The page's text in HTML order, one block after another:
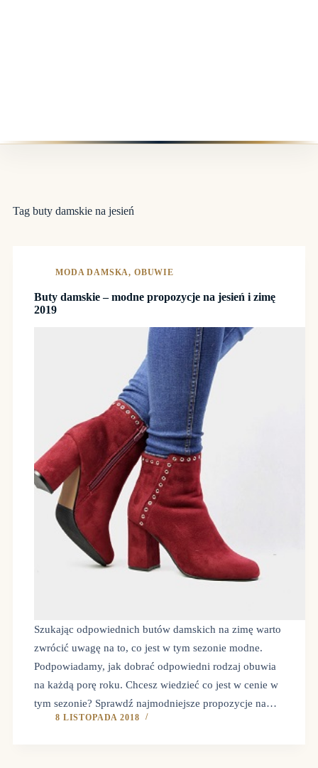
Tag buty damskie na jesień
MODA DAMSKA, OBUWIE
Buty damskie – modne propozycje na jesień i zimę
2019
Szukając odpowiednich butów damskich na zimę warto
zwrócić uwagę na to, co jest w tym sezonie modne.
Podpowiadamy, jak dobrać odpowiedni rodzaj obuwia
na każdą porę roku. Chcesz wiedzieć co jest w cenie w
tym sezonie? Sprawdź najmodniejsze propozycje na…
8 LISTOPADA 2018